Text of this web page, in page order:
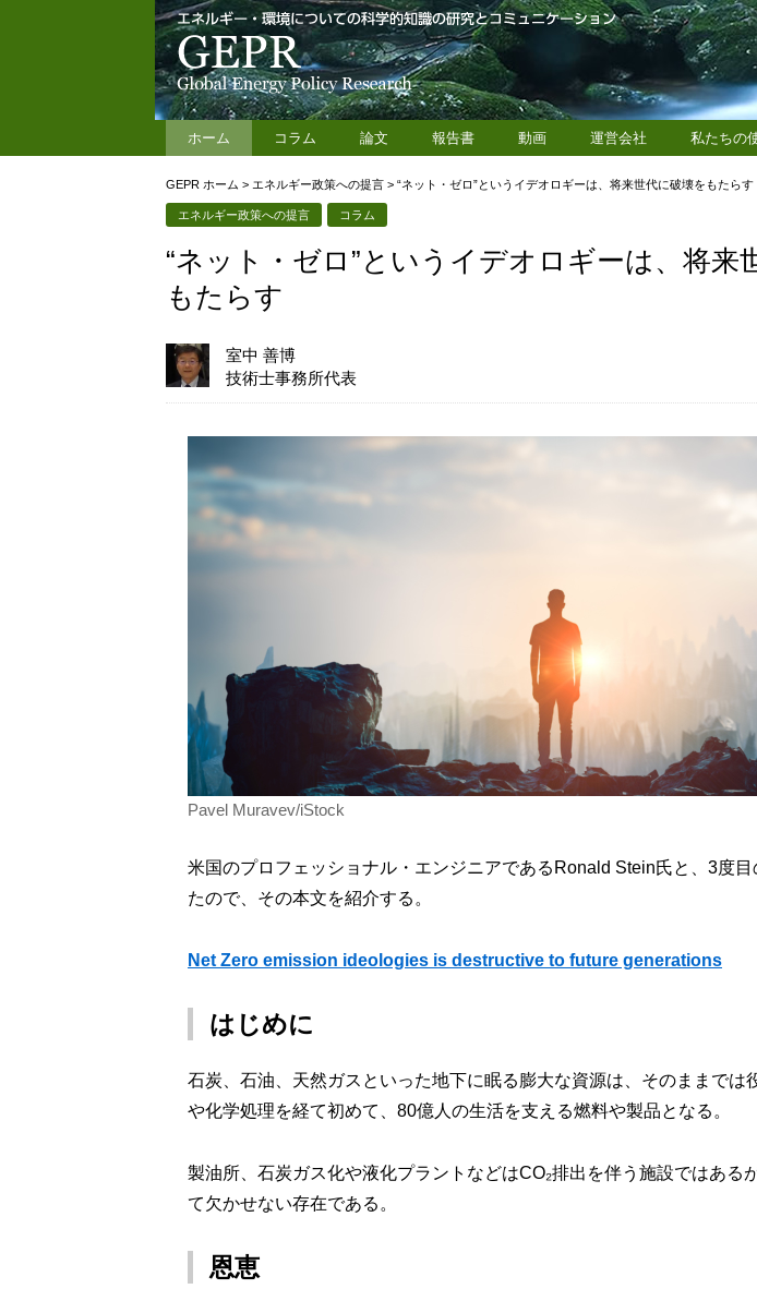
ホーム コラム 論文 報告書 動画 運営会社 私たちの
GEPR ホーム > エネルギー政策への提言 > “ネット・ゼロ”というイデオロギーは、将来世代に破壊をもたらす
エネルギー政策への提言 コラム
“ネット・ゼロ”というイデオロギーは、将来
もたらす
室中 善博
技術士事務所代表
Pavel Muravev/iStock
米国のプロフェッショナル・エンジニアであるRonald Stein氏と、3度目
たので、その本文を紹介する。
Net Zero emission ideologies is destructive to future generations
はじめに
石炭、石油、天然ガスといった地下に眠る膨大な資源は、そのままでは
や化学処理を経て初めて、80億人の生活を支える燃料や製品となる。
製油所、石炭ガス化や液化プラントなどはCO₂排出を伴う施設ではある
て欠かせない存在である。
恩恵